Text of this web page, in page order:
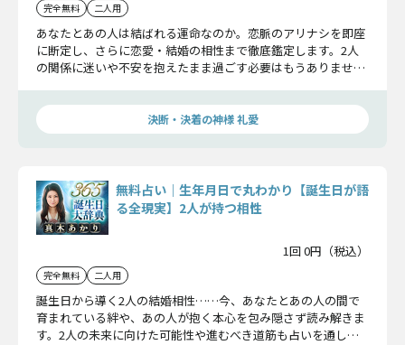
完全無料 二人用
あなたとあの人は結ばれる運命なのか。恋脈のアリナシを即座
に断定し、さらに恋愛・結婚の相性まで徹底鑑定します。2人
の関係に迷いや不安を抱えたまま過ごす必要はもうありませ
決断・決着の神様 礼愛
無料占い｜生年月日で丸わかり【誕生日が語
る全現実】2人が持つ相性
1回 0円（税込）
完全無料 二人用
誕生日から導く2人の結婚相性……今、あなたとあの人の間で
育まれている絆や、あの人が抱く本心を包み隠さず読み解きま
す。2人の未来に向けた可能性や進むべき道筋も占いを通して